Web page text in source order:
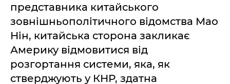
представника китайського
зовнішньополітичного відомства Мао
Нін, китайська сторона закликає
Америку відмовитися від
розгортання системи, яка, як
стверджують у КНР, здатна